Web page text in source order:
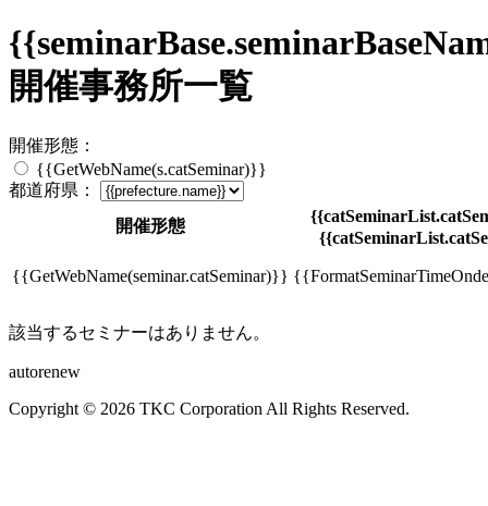
開催事務所一覧
開催形態：
{{GetWebName(s.catSeminar)}}
都道府県：
開催形態
{{GetWebName(seminar.catSeminar)}}
該当するセミナーはありません。
autorenew
Copyright © 2026 TKC Corporation All Rights Reserved.